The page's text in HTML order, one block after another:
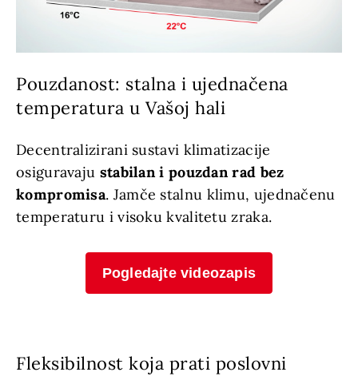
Pouzdanost: stalna i ujednačena
temperatura u Vašoj hali
Decentralizirani sustavi klimatizacije
osiguravaju stabilan i pouzdan rad bez
kompromisa. Jamče stalnu klimu, ujednačenu
temperaturu i visoku kvalitetu zraka.
Pogledajte videozapis
Fleksibilnost koja prati poslovni